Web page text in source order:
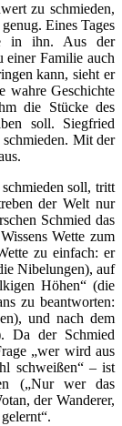
zu schmieden,
Eines Tages
in ihn. Aus der
einer Familie auch
kann, sieht er
wahre Geschichte
die Stücke des
soll. Siegfried
Mit der
soll, tritt
der Welt nur
Schmied das
Wette zum
zu einfach: er
Nibelungen), auf
Höhen“ (die
zu beantworten:
und nach dem
Da der Schmied
„wer wird aus
schweißen“ – ist
(„Nur wer das
der Wanderer,